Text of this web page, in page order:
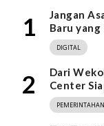
1
Jangan
Baru yang
DIGITAL
2
Dari
Center
PEMERINTAHAN